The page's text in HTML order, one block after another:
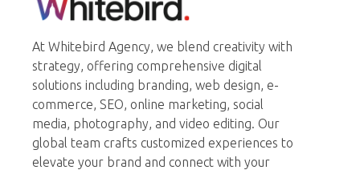
At Whitebird Agency, we blend creativity with
strategy, offering comprehensive digital
solutions including branding, web design, e-
commerce, SEO, online marketing, social
media, photography, and video editing. Our
global team crafts customized experiences to
elevate your brand and connect with your